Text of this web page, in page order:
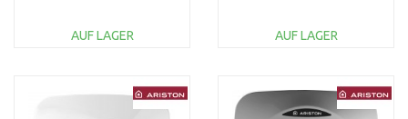
AUF LAGER
Vergleichen
AUF LAGER
Vergleichen